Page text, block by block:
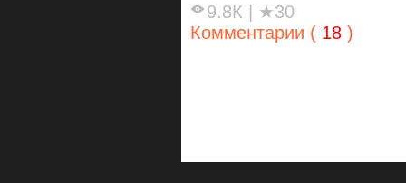
9.8К | ★30
Комментарии ( 18 )